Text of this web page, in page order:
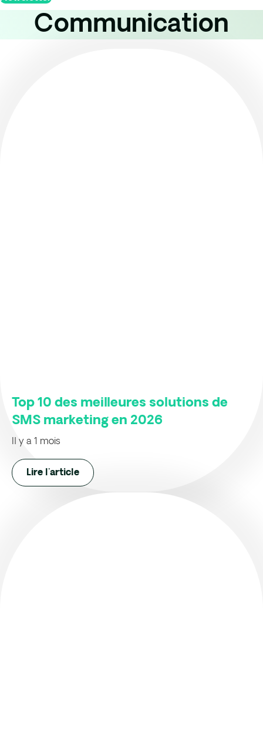
Communication
Top 10 des meilleures solutions de
SMS marketing en 2026
Il y a 1 mois
Lire l'article